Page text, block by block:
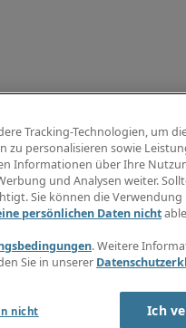
Center
Tracking-Technologien, um
zu personalisieren sowie
Informationen über Ihre
und Analysen weiter.
Sie können die
persönlichen Daten nicht
. Weitere
Sie in unserer
nicht Ich